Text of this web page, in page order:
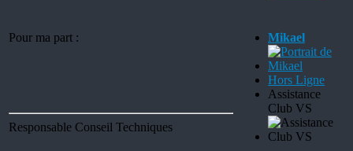
Pour ma part :
Responsable Conseil Techniques
Mikael
Hors Ligne
Assistance
Club VS